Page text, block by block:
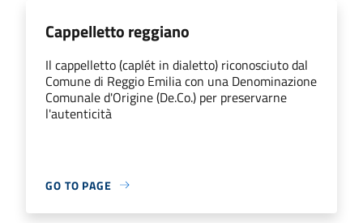
Cappelletto reggiano
Il cappelletto (caplét in dialetto) riconosciuto dal
Comune di Reggio Emilia con una Denominazione
Comunale d'Origine (De.Co.) per preservarne
l'autenticità
GO TO PAGE